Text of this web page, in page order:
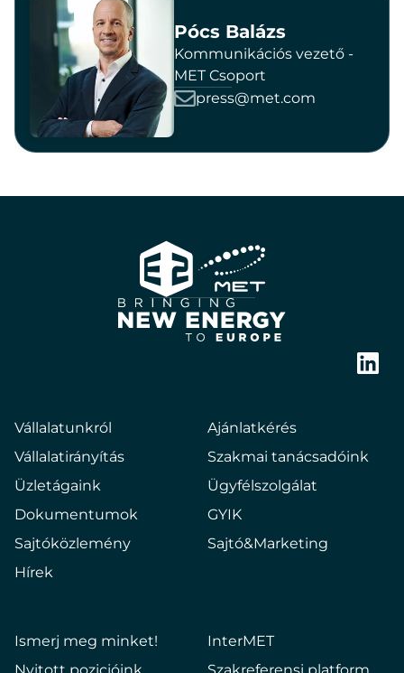
Pócs Balázs
Kommunikációs vezető -
MET Csoport
press@met.com
E2
Hungary
Vállalatunkról
Vállalatirányítás
Üzletágaink
Dokumentumok
Sajtóközlemény
Hírek
Ajánlatkérés
Szakmai tanácsadóink
Ügyfélszolgálat
GYIK
Sajtó&Marketing
Ismerj meg minket!
InterMET